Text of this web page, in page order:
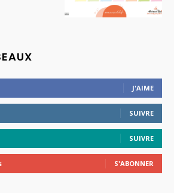
J'AIME
SUIVRE
SUIVRE
S'ABONNER